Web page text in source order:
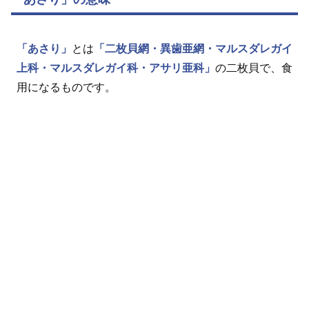
「あさり」 とは 「二枚貝網・異歯亜網・マルスダレガイ
上科・マルスダレガイ科・アサリ亜科」 の二枚貝で、食
用になるものです。